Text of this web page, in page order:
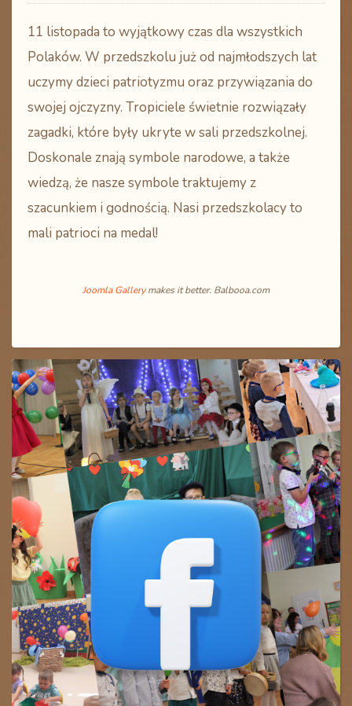
11 listopada to wyjątkowy czas dla wszystkich
Polaków. W przedszkolu już od najmłodszych lat
uczymy dzieci patriotyzmu oraz przywiązania do
swojej ojczyzny. Tropiciele świetnie rozwiązały
zagadki, które były ukryte w sali przedszkolnej.
Doskonale znają symbole narodowe, a także
wiedzą, że nasze symbole traktujemy z
szacunkiem i godnością. Nasi przedszkolacy to
mali patrioci na medal!
Joomla Gallerymakes it better. Balbooa.com